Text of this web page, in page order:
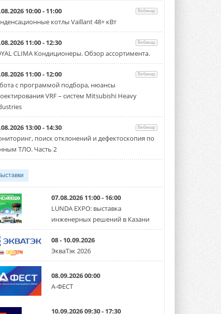
«Датарк» испытал модульный
ЦОД с плотностью 54 кВт на
стойку
Испытания прошли на собственной
производственной площадке и были ...
3 АВГУСТА 2026
Samsung выпускает VRF-
систему DVM на R32
Линейка включает семь типоразмеров
производительностью от 22,4 до 56 кВт.
«СиСофт Девелопмент» подвел
итоги конкурса студенческих
проектов «ТИМ-лидеры 2026»
«Русклимат» укрепляет
партнёрство за Уралом
Президент Омского землячества в
Москве Михаил Тимошенко посетил
Омск с трёхдневным рабочим визитом ...
31 ИЮЛЯ 2026
Carrier модернизирует
флагманский чиллер AquaEdge
19XR
Чиллер получил новую версию,
работающую на хладагенте R1234ze ...
31 ИЮЛЯ 2026
Mitsubishi расширяет
10:00 - 11:00 Вебинар
котлы Vaillant 48+ кВт
11:00 - 12:30 Вебинар
CLIMA Кондиционеры. Обзор ассортимента.
11:00 - 12:00 Вебинар
с программой подбора, нюансы
VRF – систем Mitsubishi Heavy
13:00 - 14:30 Вебинар
поиск отклонений и дефектоскопия по
ТЛО. Часть 2
07.08.2026 11:00 - 16:00
LUNDA EXPO: выставка
инженерных решений в Казани
08 - 10.09.2026
ЭкваТэк 2026
08.09.2026 00:00
А-ФЕСТ
10.09.2026 09:30 - 17:30